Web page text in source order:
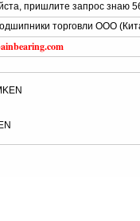
пришлите запрос знаю
торговли ООО